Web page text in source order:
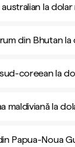
la
din Bhutan la
coreean la
maldiviană la
Papua-Noua